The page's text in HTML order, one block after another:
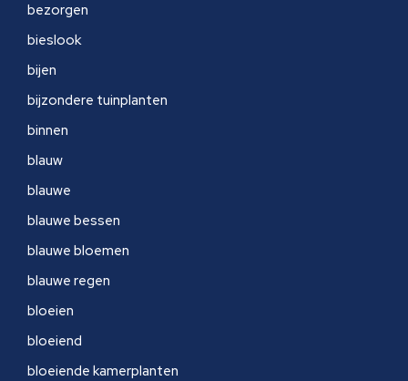
bezorgen
bieslook
bijen
bijzondere tuinplanten
binnen
blauw
blauwe
blauwe bessen
blauwe bloemen
blauwe regen
bloeien
bloeiend
bloeiende kamerplanten